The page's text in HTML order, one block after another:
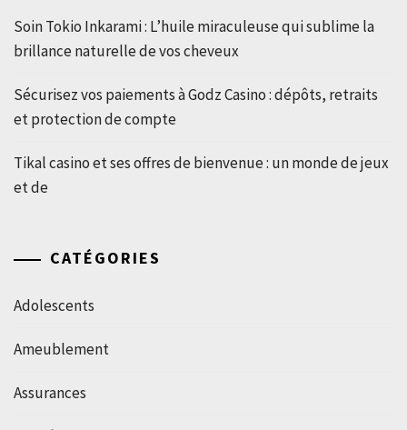
Soin Tokio Inkarami : L’huile miraculeuse qui sublime la
brillance naturelle de vos cheveux
Sécurisez vos paiements à Godz Casino : dépôts, retraits
et protection de compte
Tikal casino et ses offres de bienvenue : un monde de jeux
et de
CATÉGORIES
Adolescents
Ameublement
Assurances